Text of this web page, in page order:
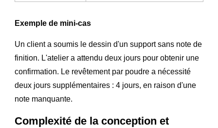
Exemple de mini-cas
Un client a soumis le dessin d'un support sans note de
finition. L'atelier a attendu deux jours pour obtenir une
confirmation. Le revêtement par poudre a nécessité
deux jours supplémentaires : 4 jours, en raison d'une
note manquante.
Complexité de la conception et